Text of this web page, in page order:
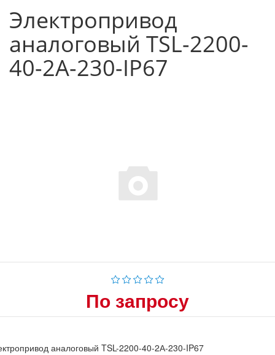
Электропривод
аналоговый TSL-2200-
40-2А-230-IP67
По запросу
аналоговый TSL-2200-40-2А-230-IP67